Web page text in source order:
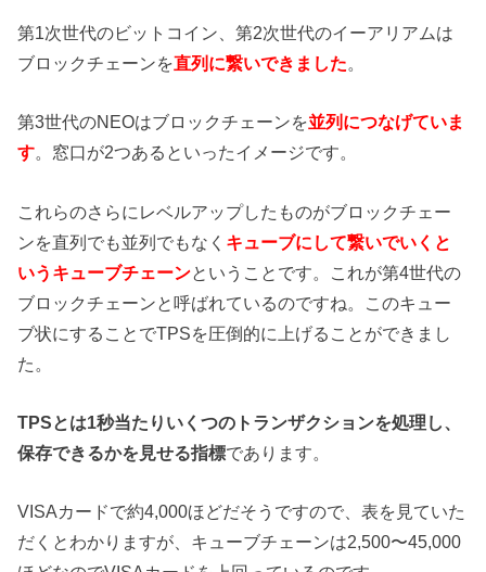
第1次世代のビットコイン、第2次世代のイーアリアムは
ブロックチェーンを直列に繋いできました。
第3世代のNEOはブロックチェーンを並列につなげていま
す。窓口が2つあるといったイメージです。
これらのさらにレベルアップしたものがブロックチェー
ンを直列でも並列でもなく キューブにして繋いでいくと
いうキューブチェーンということです。これが第4世代の
ブロックチェーンと呼ばれているのですね。このキュー
ブ状にすることでTPSを圧倒的に上げることができまし
た。
TPSとは1秒当たりいくつのトランザクションを処理し、
保存できるかを見せる指標であります。
VISAカードで約4,000ほどだそうですので、表を見ていた
だくとわかりますが、キューブチェーンは2,500〜45,000